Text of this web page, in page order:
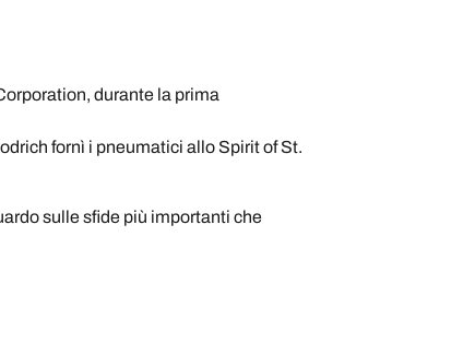
durante la prima
fornì i pneumatici allo Spirit of St.
sulle sfide più importanti che